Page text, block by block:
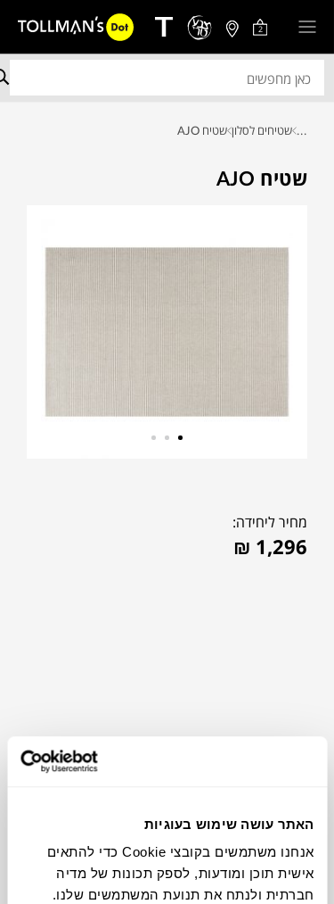
האתר עושה שימוש בעוגיות
אנחנו משתמשים בקובצי Cookie כדי להתאים
אישית תוכן ומודעות, לספק תכונות של מדיה
חברתית ולנתח את תנועת המשתמשים שלנו.
2
... שטיחים לסלון שטיח AJO
שטיח AJO
מחיר ליחידה:
₪ 1,296
תוכלו למצוא אותי ב: